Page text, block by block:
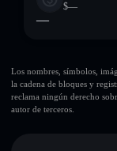
$—
—
Los nombres, símbolos,
la cadena de bloques y
reclama ningún derecho
autor de terceros.